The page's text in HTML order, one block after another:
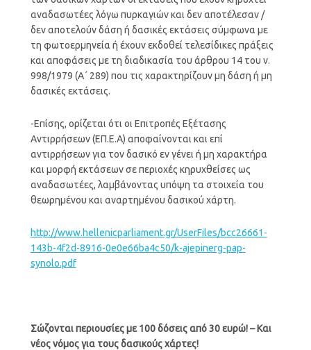
αναδασωτέες λόγω πυρκαγιών και δεν αποτέλεσαν /
δεν αποτελούν δάση ή δασικές εκτάσεις σύμφωνα με
τη φωτοερμηνεία ή έχουν εκδοθεί τελεσίδικες πράξεις
και αποφάσεις με τη διαδικασία του άρθρου 14 του ν.
998/1979 (Α΄ 289) που τις χαρακτηρίζουν μη δάση ή μη
δασικές εκτάσεις.
-Επίσης, ορίζεται ότι οι Επιτροπές Εξέτασης
Αντιρρήσεων (ΕΠ.Ε.Α) αποφαίνονται και επί
αντιρρήσεων για τον δασικό εν γένει ή μη χαρακτήρα
και μορφή εκτάσεων σε περιοχές κηρυχθείσες ως
αναδασωτέες, λαμβάνοντας υπόψη τα στοιχεία του
θεωρημένου και αναρτημένου δασικού χάρτη.
http://www.hellenicparliament.gr/UserFiles/bcc26661-
143b-4f2d-8916-0e0e66ba4c50/k-ajepinerg-pap-
synolo.pdf
Σώζονται περιουσίες με 100 δόσεις από 30 ευρώ! – Και
νέος νόμος για τους δασικούς χάρτες!